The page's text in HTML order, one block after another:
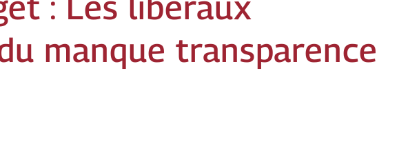
manque transparence